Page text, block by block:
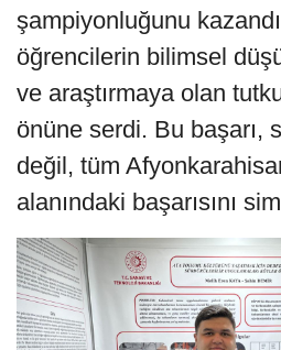
şampiyonluğunu
öğrencilerin bilimsel
ve araştırmaya olan
önüne serdi. Bu başarı,
değil, tüm
alanındaki başarısını